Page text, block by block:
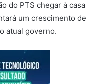
do PTS chegar à casa
um crescimento de
atual governo.